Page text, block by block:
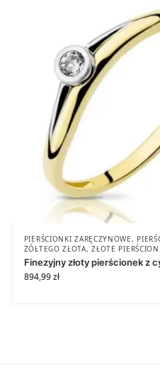
PIERŚCIONKI ZARĘCZYNOWE,
ŻÓŁTEGO ZŁOTA,ZŁOTE
Finezyjny złoty pierścionek z
894,99zł